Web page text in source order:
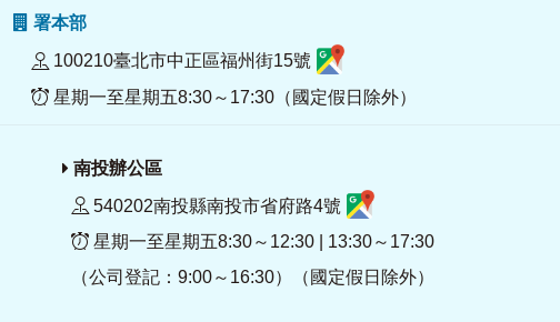
署本部
100210臺北市中正區福州街15號
星期一至星期五8:30～17:30（國定假日除外）
南投辦公區
540202南投縣南投市省府路4號
星期一至星期五8:30～12:30 | 13:30～17:30
（公司登記：9:00～16:30）（國定假日除外）